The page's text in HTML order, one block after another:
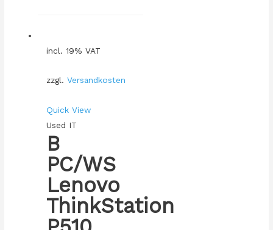
incl. 19% VAT
zzgl. Versandkosten
Quick View
Used IT
B
PC/WS
Lenovo
ThinkStation